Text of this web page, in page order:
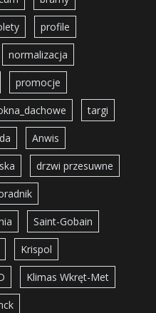
profile
normalizacja
promocje
targi
Anwis
drzwi przesuwne
Saint-Gobain
Krispol
Klimas Wkręt-Met